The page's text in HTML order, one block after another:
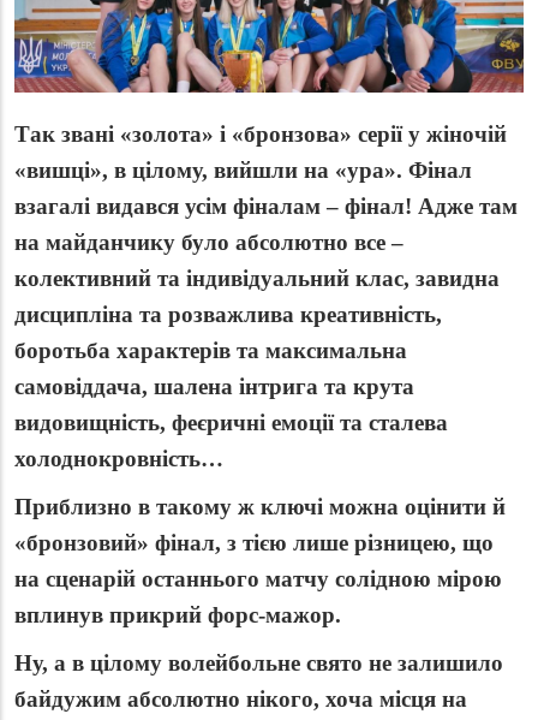
Так звані «золота» і «бронзова» серії у жіночій
«вишці», в цілому, вийшли на «ура». Фінал
взагалі видався усім фіналам – фінал! Адже там
на майданчику було абсолютно все –
колективний та індивідуальний клас, завидна
дисципліна та розважлива креативність,
боротьба характерів та максимальна
самовіддача, шалена інтрига та крута
видовищність, феєричні емоції та сталева
холоднокровність…
Приблизно в такому ж ключі можна оцінити й
«бронзовий» фінал, з тією лише різницею, що
на сценарій останнього матчу солідною мірою
вплинув прикрий форс-мажор.
Ну, а в цілому волейбольне свято не залишило
байдужим абсолютно нікого, хоча місця на